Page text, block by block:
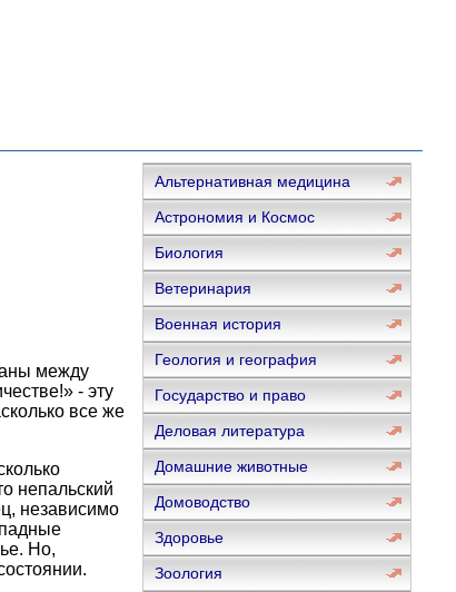
между
- эту
все же
непальский
независимо
Но,
Альтернативная медицина
Астрономия и Космос
Биология
Ветеринария
Военная история
Геология и география
Государство и право
Деловая литература
Домашние животные
Домоводство
Здоровье
Зоология